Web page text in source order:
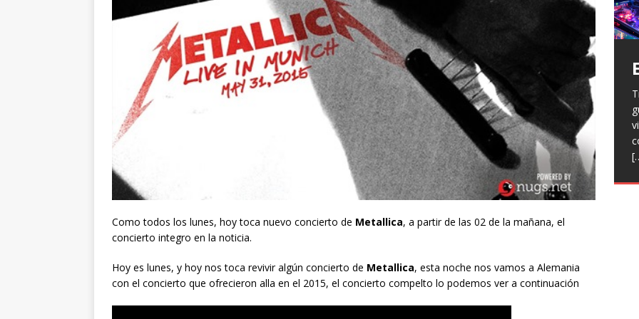
Como todos los lunes, hoy toca nuevo concierto de Metallica​, a partir de las 02 de la mañana, el
concierto integro en la noticia.
Hoy es lunes, y hoy nos toca revivir algún concierto de Metallica, esta noche nos vamos a Alemania
con el concierto que ofrecieron alla en el 2015, el concierto compelto lo podemos ver a continuación